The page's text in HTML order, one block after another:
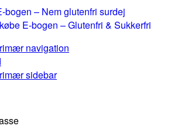
bogen – Nem glutenfri surdej
E-bogen – Glutenfri & Sukkerfri
navigation
sidebar